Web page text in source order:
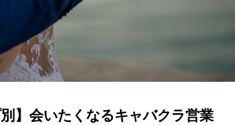
別】会いたくなるキャバクラ営業